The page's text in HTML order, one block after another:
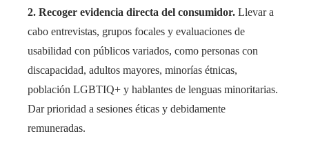
2. Recoger evidencia directa del consumidor. Llevar a
cabo entrevistas, grupos focales y evaluaciones de
usabilidad con públicos variados, como personas con
discapacidad, adultos mayores, minorías étnicas,
población LGBTIQ+ y hablantes de lenguas minoritarias.
Dar prioridad a sesiones éticas y debidamente
remuneradas.